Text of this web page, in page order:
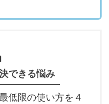
できる悩み
低限の使い方を４